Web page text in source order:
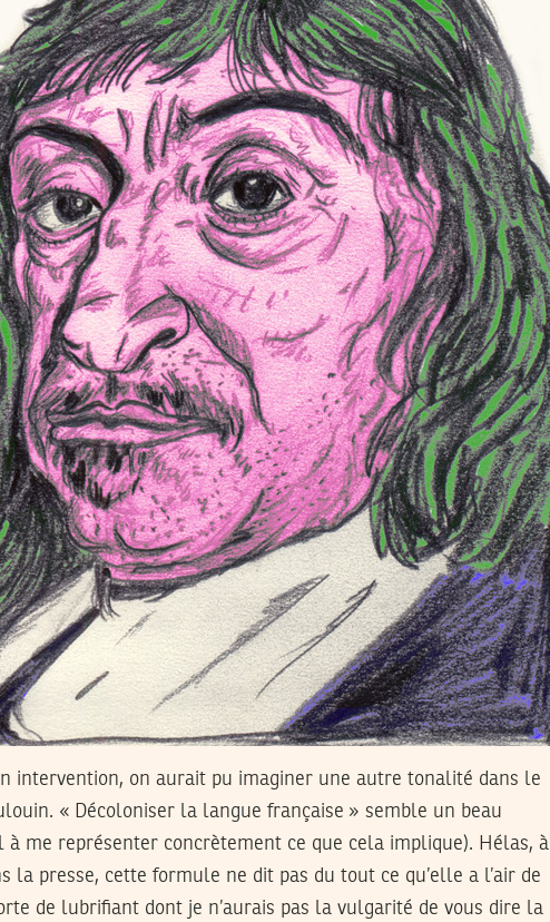
intervention, on aurait pu imaginer une autre tonalité dans le
« Décoloniser la langue française » semble un beau
à me représenter concrètement ce que cela implique). Hélas, à
la presse, cette formule ne dit pas du tout ce qu’elle a l’air de
de lubrifiant dont je n’aurais pas la vulgarité de vous dire la